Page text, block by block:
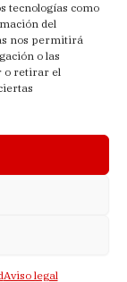
tecnologías como
del
nos permitirá
o las
o retirar el
Aviso legal